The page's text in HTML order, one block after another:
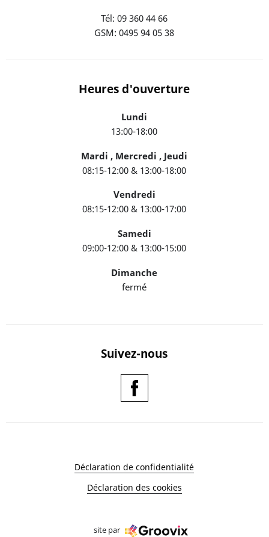
Tél: 09 360 44 66
GSM: 0495 94 05 38
Heures d'ouverture
Lundi
13:00-18:00
Mardi , Mercredi , Jeudi
08:15-12:00 & 13:00-18:00
Vendredi
08:15-12:00 & 13:00-17:00
Samedi
09:00-12:00 & 13:00-15:00
Dimanche
fermé
Suivez-nous
Déclaration de confidentialité
Déclaration des cookies
site par